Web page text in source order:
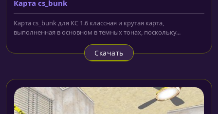
Карта cs_bunk
Карта cs_bunk для КС 1.6 классная и крутая карта,
выполненная в основном в темных тонах, поскольку...
Скачать